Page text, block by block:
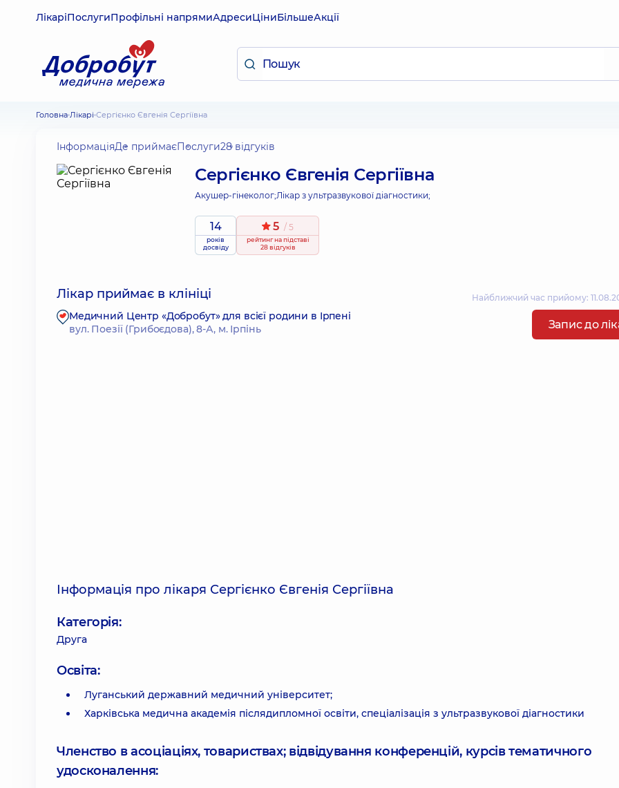
ЛікаріПослугиПрофільні напрямиАдресиЦіниБільшеАкції
Головна Лікарі Сергієнко Євгенія Сергіївна
ІнформаціяДе приймаєПослуги28 відгуків
Сергієнко Євгенія Сергіївна
Акушер-гінеколог;Лікар з ультразвукової діагностики;
14
років
досвіду
5 / 5
рейтингна підставі
28 відгуків
Лікар приймає в клініці Найближчий час прийому:
Медичний Центр «Добробут» для всієї родини в Ірпені
вул. Поезії (Грибоєдова), 8-А, м. Ірпінь
Запис до
Інформація про лікаря Сергієнко Євгенія Сергіївна
Категорія:
Друга
Освіта:
Луганський державний медичний університет;
Харківська медична академія післядипломної освіти, спеціалізація з ультразвукової діагностики
Членство в асоціаціях, товариствах; відвідування конференцій, курсів тематичного
удосконалення: